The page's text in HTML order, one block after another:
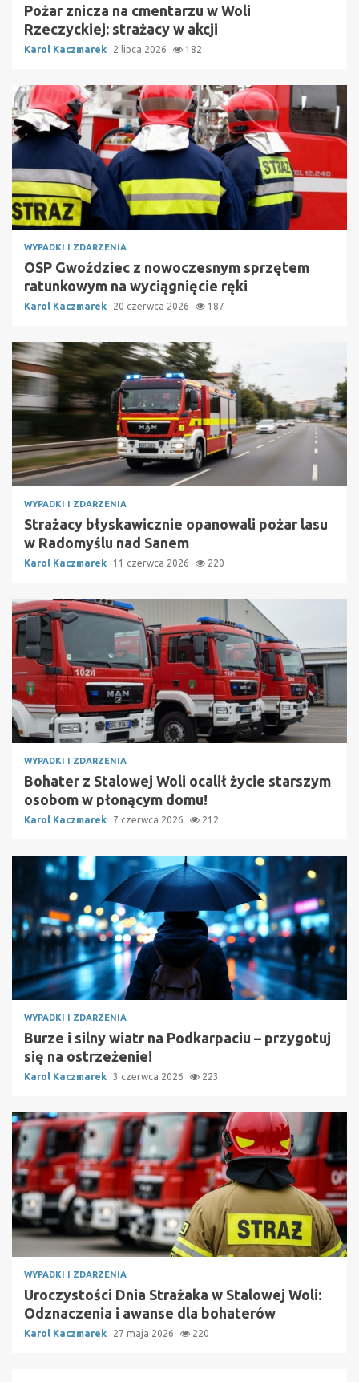
Pożar znicza na cmentarzu w Woli
Rzeczyckiej: strażacy w akcji
Karol Kaczmarek 2 lipca 2026 182
WYPADKI I ZDARZENIA
OSP Gwoździec z nowoczesnym sprzętem
ratunkowym na wyciągnięcie ręki
Karol Kaczmarek 20 czerwca 2026 187
WYPADKI I ZDARZENIA
Strażacy błyskawicznie opanowali pożar lasu
w Radomyślu nad Sanem
Karol Kaczmarek 11 czerwca 2026 220
WYPADKI I ZDARZENIA
Bohater z Stalowej Woli ocalił życie starszym
osobom w płonącym domu!
Karol Kaczmarek 7 czerwca 2026 212
WYPADKI I ZDARZENIA
Burze i silny wiatr na Podkarpaciu – przygotuj
się na ostrzeżenie!
Karol Kaczmarek 3 czerwca 2026 223
WYPADKI I ZDARZENIA
Uroczystości Dnia Strażaka w Stalowej Woli:
Odznaczenia i awanse dla bohaterów
Karol Kaczmarek 27 maja 2026 220